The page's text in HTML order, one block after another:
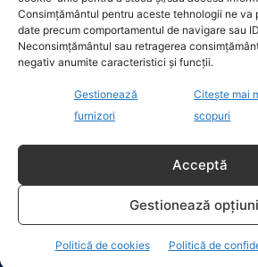
Consimțământul pentru aceste tehnologii ne va
date precum comportamentul de navigare sau
Neconsimțământul sau retragerea
negativ anumite caracteristici și funcții.
Gestionează
furnizori
Citește mai
scopuri
Acceptă
Gestionează
Politică de cookies Politică de
avut...